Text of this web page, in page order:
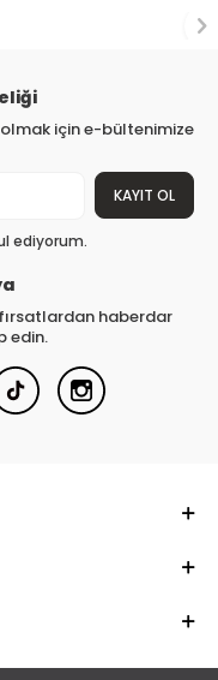
için e-bültenimize
KAYIT OL
ediyorum.
haberdar
edin.